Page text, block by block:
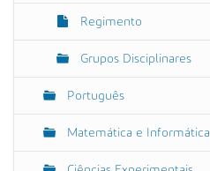
Regimento
Grupos Disciplinares
Português
Matemática e Informática